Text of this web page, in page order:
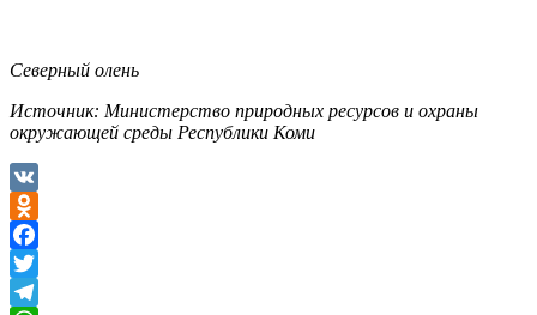
Северный олень
Источник: Министерство природных ресурсов и охраны
окружающей среды Республики Коми
VK
Odnoklassniki
Facebook
Twitter